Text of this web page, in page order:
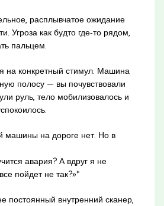
расплывчатое ожидание
Угроза как будто где‑то рядом,
пальцем.
на конкретный стимул. Машина
полосу — вы почувствовали
руль, тело мобилизовалось и
машины на дороге нет. Но в
авария? А вдруг я не
пойдет не так?»*
постоянный внутренний сканер,